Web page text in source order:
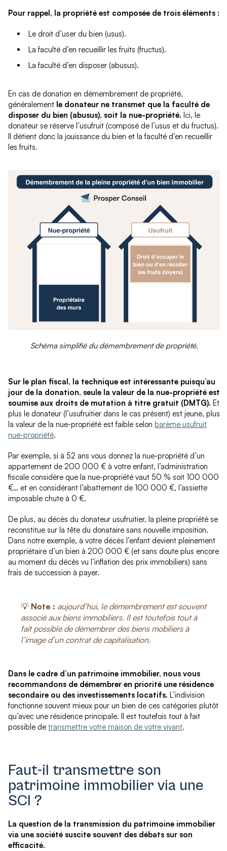
Pour rappel, la propriété est composée de trois éléments :
Le droit d’user du bien (usus).
La faculté d’en recueillir les fruits (fructus).
La faculté d’en disposer (abusus).
En cas de donation en démembrement de propriété,
généralement le donateur ne transmet que la faculté de
disposer du bien (abusus), soit la nue-propriété. Ici, le
donateur se réserve l’usufruit (composé de l’usus et du fructus).
Il détient donc la jouissance du bien et la faculté d’en recueillir
les fruits.
Schéma simplifié du démembrement de propriété.
Sur le plan ﬁscal, la technique est intéressante puisqu’au
jour de la donation, seule la valeur de la nue-propriété est
soumise aux droits de mutation à titre gratuit (DMTG). Et
plus le donateur (l’usufruitier dans le cas présent) est jeune, plus
la valeur de la nue-propriété est faible selon barème usufruit
nue-propriété.
Par exemple, si à 52 ans vous donnez la nue-propriété d’un
appartement de 200 000 € à votre enfant, l’administration
fiscale considère que la nue-propriété vaut 50 % soit 100 000
€… et en considérant l’abattement de 100 000 €, l’assiette
imposable chute à 0 €.
De plus, au décès du donateur usufruitier, la pleine propriété se
reconstitue sur la tête du donataire sans nouvelle imposition.
Dans notre exemple, à votre décès l’enfant devient pleinement
propriétaire d’un bien à 200 000 € (et sans doute plus encore
au moment du décès vu l’inflation des prix immobiliers) sans
frais de succession à payer.
💡 Note : aujourd’hui, le démembrement est souvent
associé aux biens immobiliers. Il est toutefois tout à
fait possible de démembrer des biens mobiliers à
l’image d’un contrat de capitalisation.
Dans le cadre d’un patrimoine immobilier, nous vous
recommandons de démembrer en priorité une résidence
secondaire ou des investissements locatifs. L’indivision
fonctionne souvent mieux pour un bien de ces catégories plutôt
qu’avec une résidence principale. Il est toutefois tout à fait
possible de transmettre votre maison de votre vivant.
Faut-il transmettre son
patrimoine immobilier via une
SCI ?
La question de la transmission du patrimoine immobilier
via une société suscite souvent des débats sur son
efficacité.